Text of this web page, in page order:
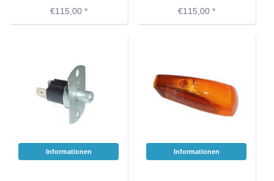
€115,00 * €115,00 *
Informationen Informationen